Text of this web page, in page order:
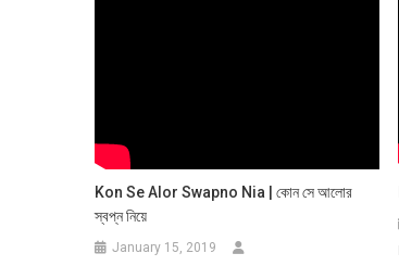
Kon Se Alor Swapno Nia | কোন সে আলোর
স্বপ্ন নিয়ে
January 15, 2019